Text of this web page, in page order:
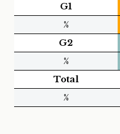
G1
%
G2
%
Total
%